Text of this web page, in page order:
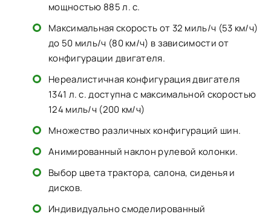
мощностью 885 л. с.
Максимальная скорость от 32 миль/ч (53 км/ч)
до 50 миль/ч (80 км/ч) в зависимости от
конфигурации двигателя.
Нереалистичная конфигурация двигателя
1341 л. с. доступна с максимальной скоростью
124 миль/ч (200 км/ч)
Множество различных конфигураций шин.
Анимированный наклон рулевой колонки.
Выбор цвета трактора, салона, сиденья и
дисков.
Индивидуально смоделированный